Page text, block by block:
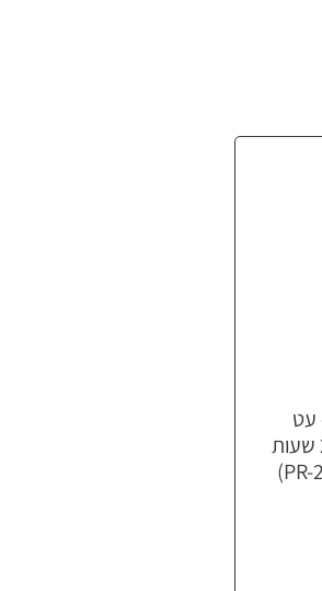
עט
מקליט קול-עד 240 שעות